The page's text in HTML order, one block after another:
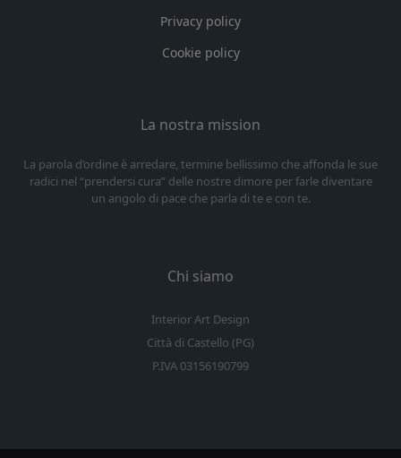
Privacy policy
Cookie policy
La nostra mission
La parola d’ordine è arredare, termine bellissimo che affonda le sue
radici nel “prendersi cura” delle nostre dimore per farle diventare
un angolo di pace che parla di te e con te.
Chi siamo
Interior Art Design
Città di Castello (PG)
P.IVA 03156190799